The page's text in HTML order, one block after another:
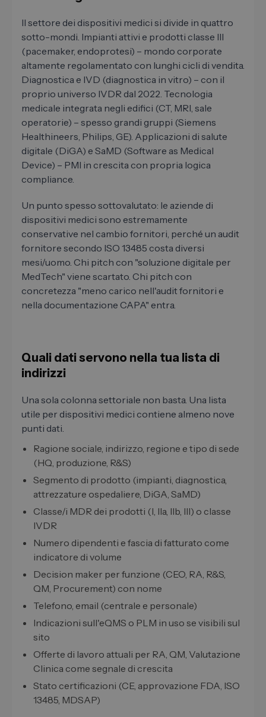
Il settore dei dispositivi medici si divide in quattro
sotto-mondi. Impianti attivi e prodotti classe III
(pacemaker, endoprotesi) – mondo corporate
altamente regolamentato con lunghi cicli di vendita.
Diagnostica e IVD (diagnostica in vitro) – con il
proprio universo IVDR dal 2022. Tecnologia
medicale integrata negli edifici (CT, MRI, sale
operatorie) – spesso grandi gruppi (Siemens
Healthineers, Philips, GE). Applicazioni di salute
digitale (DiGA) e SaMD (Software as Medical
Device) – PMI in crescita con propria logica
compliance.
Un punto spesso sottovalutato: le aziende di
dispositivi medici sono estremamente
conservative nel cambio fornitori, perché un audit
fornitore secondo ISO 13485 costa diversi
mesi/uomo. Chi pitch con "soluzione digitale per
MedTech" viene scartato. Chi pitch con
concretezza "meno carico nell'audit fornitori e
nella documentazione CAPA" entra.
Quali dati servono nella tua lista di
indirizzi
Una sola colonna settoriale non basta. Una lista
utile per dispositivi medici contiene almeno nove
punti dati.
Ragione sociale, indirizzo, regione e tipo di sede
(HQ, produzione, R&S)
Segmento di prodotto (impianti, diagnostica,
attrezzature ospedaliere, DiGA, SaMD)
Classe/i MDR dei prodotti (I, IIa, IIb, III) o classe
IVDR
Numero dipendenti e fascia di fatturato come
indicatore di volume
Decision maker per funzione (CEO, RA, R&S,
QM, Procurement) con nome
Telefono, email (centrale e personale)
Indicazioni sull'eQMS o PLM in uso se visibili sul
sito
Offerte di lavoro attuali per RA, QM, Valutazione
Clinica come segnale di crescita
Stato certificazioni (CE, approvazione FDA, ISO
13485, MDSAP)